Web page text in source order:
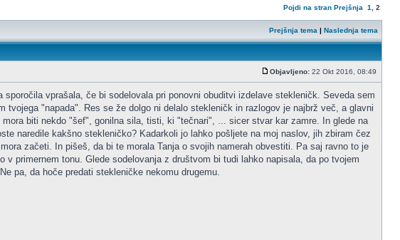
Pojdi na stran Prejšnja 1 2
Prejšnja tema | Naslednja tema
Objavljeno: 22 Okt 2016, 08:49
vprašala, če bi sodelovala pri ponovni obuditvi izdelave stekleničk. Seveda sem
"napada". Res se že dolgo ni delalo stekleničk in razlogov je najbrž več, a glavni
biti nekdo "šef", gonilna sila, tisti, ki "tečnari", ... sicer stvar kar zamre. In glede na
naredile kakšno stekleničko? Kadarkoli jo lahko pošljete na moj naslov, jih zbiram čez
začeti. In pišeš, da bi te morala Tanja o svojih namerah obvestiti. Pa saj ravno to je
primernem tonu. Glede sodelovanja z društvom bi tudi lahko napisala, da po tvojem
pa, da hoče predati stekleničke nekomu drugemu.